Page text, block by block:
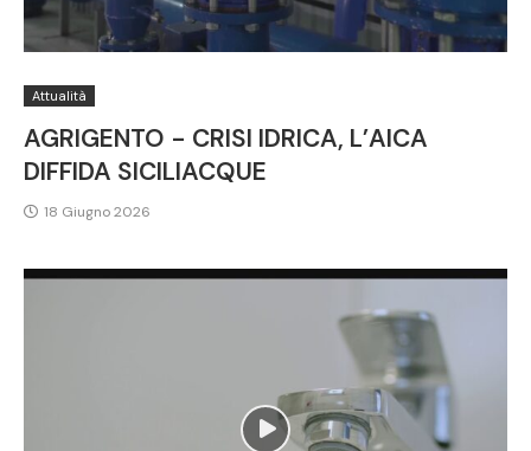
Attualità
AGRIGENTO - CRISI IDRICA, L’AICA
DIFFIDA SICILIACQUE
18 Giugno 2026